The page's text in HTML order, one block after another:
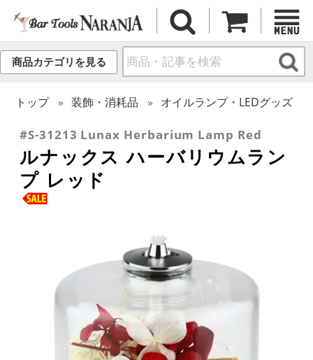
商品カテゴリを見る
トップ 装飾・消耗品 オイルランプ・LEDグッズ
#S-31213 Lunax Herbarium Lamp Red
ルナックス ハーバリウムラン
プ レッド